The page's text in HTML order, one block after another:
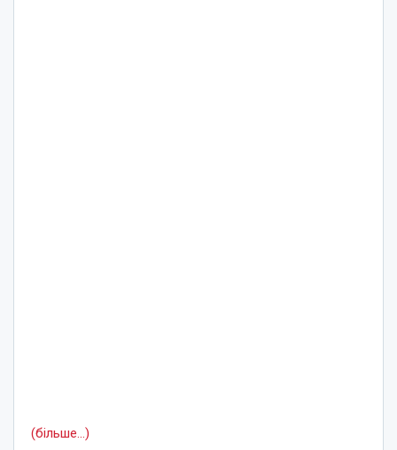
(більше…)